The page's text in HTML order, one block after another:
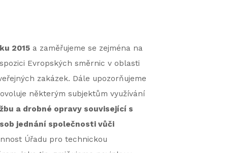
2015a zaměřujeme se zejména na
Evropských směrnic v oblasti
zakázek. Dále upozorňujeme
některým subjektům využívání
a drobné opravy související s
jednání společnosti vůči
Úřadu pro technickou